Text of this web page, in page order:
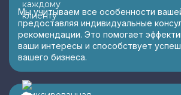
Мы учитываем все особенности
предоставляя индивидуальные
рекомендации. Это помогает
ваши интересы и способствует
вашего бизнеса.